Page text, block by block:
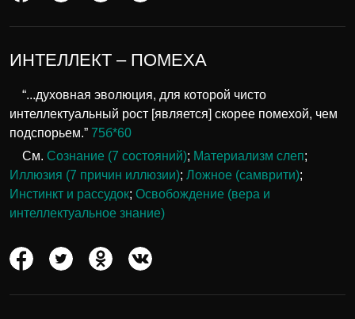
ИНТЕЛЛЕКТ – ПОМЕХА
“...духовная эволюция, для которой чисто
интеллектуальный рост [является] скорее помехой, чем
подспорьем.” 75б*60
См. Сознание (7 состояний); Материализм слеп;
Иллюзия (7 причин иллюзии); Ложное (самврити);
Инстинкт и рассудок; Освобождение (вера и
интеллектуальное знание)